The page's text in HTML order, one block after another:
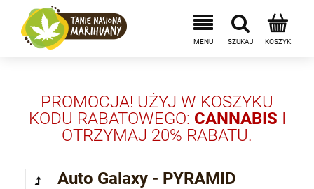
PROMOCJA! UŻYJ W KOSZYKU
KODU RABATOWEGO: CANNABIS I
OTRZYMAJ 20% RABATU.
Auto Galaxy - PYRAMID